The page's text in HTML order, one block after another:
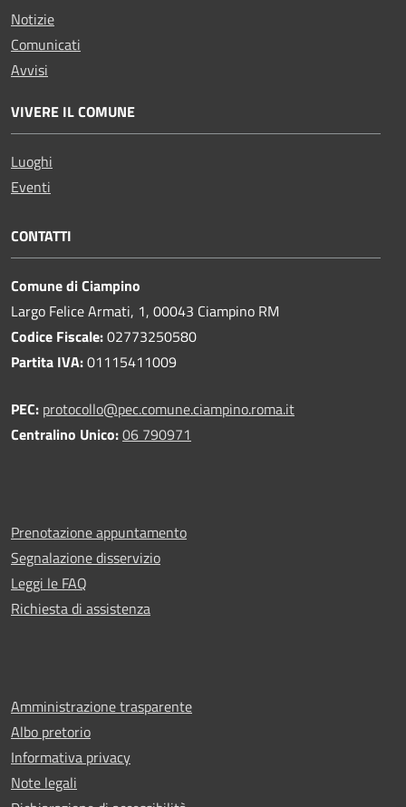
Notizie
Comunicati
Avvisi
VIVERE IL COMUNE
Luoghi
Eventi
CONTATTI
Comune di Ciampino
Largo Felice Armati, 1, 00043 Ciampino RM
Codice Fiscale:02773250580
Partita IVA:01115411009
PEC: protocollo@pec.comune.ciampino.roma.it
Centralino Unico:06 790971
Prenotazione appuntamento
Segnalazione disservizio
Leggi le FAQ
Richiesta di assistenza
Amministrazione trasparente
Albo pretorio
Informativa privacy
Note legali